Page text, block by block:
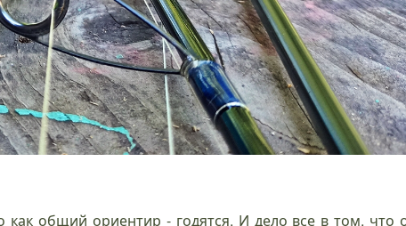
общий ориентир - годятся. И дело все в том, что
5 любимых
спиннинговых
приманок для
ловли окуня и
Летняя щука
на
искусственные
приманки.
Ловля
полосатого
разбойника
Хариус на
спиннинг. По
северным
рекам